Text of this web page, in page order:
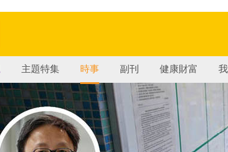
主題特集 時事 副刊 健康財富